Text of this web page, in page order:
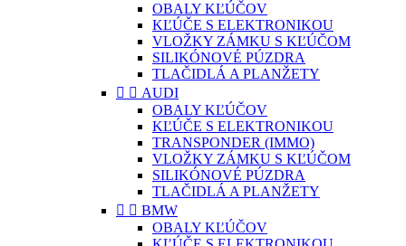
OBALY KĽÚČOV
KĽÚČE S ELEKTRONIKOU
VLOŽKY ZÁMKU S KĽÚČOM
SILIKÓNOVÉ PÚZDRA
TLAČIDLÁ A PLANŽETY
  AUDI
OBALY KĽÚČOV
KĽÚČE S ELEKTRONIKOU
TRANSPONDER (IMMO)
VLOŽKY ZÁMKU S KĽÚČOM
SILIKÓNOVÉ PÚZDRA
TLAČIDLÁ A PLANŽETY
  BMW
OBALY KĽÚČOV